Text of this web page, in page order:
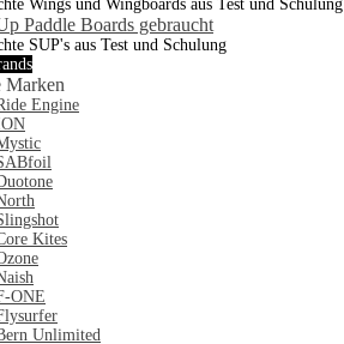
Wings und Wingboards aus Test und Schulung
Paddle Boards gebraucht
SUP's aus Test und Schulung
Marken
Engine
Kites
ONE
Unlimited